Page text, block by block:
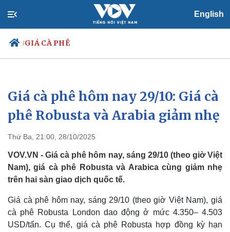
English
/GIÁ CÀ PHÊ
Chính trị
Đảng
Tổ chức nhân sự
Nhận diện sự thật
Xã hội
Tin 24h
Dự báo thời tiết
Việc làm
Biển đảo
Giá cà phê hôm nay 29/10: Giá cà
phê Robusta và Arabia giảm nhẹ
Thứ Ba, 21:00, 28/10/2025
VOV.VN - Giá cà phê hôm nay, sáng 29/10 (theo giờ Việt
Nam), giá cà phê Robusta và Arabica cùng giảm nhẹ
trên hai sàn giao dịch quốc tế.
Giá cà phê hôm nay, sáng 29/10 (theo giờ Việt Nam), giá
cà phê Robusta London dao động ở mức 4.350– 4.503
USD/tấn. Cụ thể, giá cà phê Robusta hợp đồng kỳ hạn